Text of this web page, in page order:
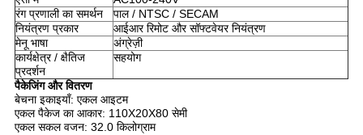
रंग प्रणाली का समर्थन
पाल / NTSC / SECAM
नियंत्रण प्रकार
आईआर रिमोट और सॉफ्टवेयर नियंत्रण
मेनू भाषा
अंग्रेज़ी
कार्यक्षेत्र / क्षैतिज
प्रदर्शन
सहयोग
पैकेजिंग और वितरण
बेचना इकाइयाँ: एकल आइटम
एकल पैकेज का आकार: 110X20X80 सेमी
एकल सकल वजन: 32.0 किलोग्राम